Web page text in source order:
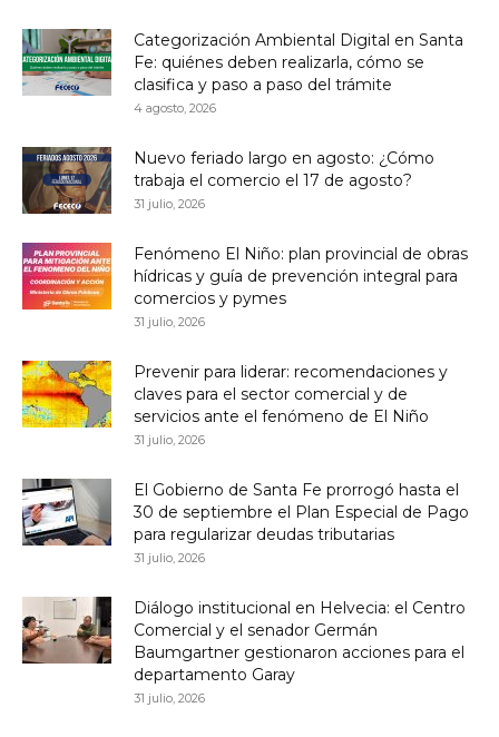
Categorización Ambiental Digital en Santa
Fe: quiénes deben realizarla, cómo se
clasifica y paso a paso del trámite
4 agosto, 2026
Nuevo feriado largo en agosto: ¿Cómo
trabaja el comercio el 17 de agosto?
31 julio, 2026
Fenómeno El Niño: plan provincial de obras
hídricas y guía de prevención integral para
comercios y pymes
31 julio, 2026
Prevenir para liderar: recomendaciones y
claves para el sector comercial y de
servicios ante el fenómeno de El Niño
31 julio, 2026
El Gobierno de Santa Fe prorrogó hasta el
30 de septiembre el Plan Especial de Pago
para regularizar deudas tributarias
31 julio, 2026
Diálogo institucional en Helvecia: el Centro
Comercial y el senador Germán
Baumgartner gestionaron acciones para el
departamento Garay
31 julio, 2026